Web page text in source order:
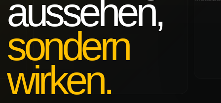
aussehen,
sondern
wirken.